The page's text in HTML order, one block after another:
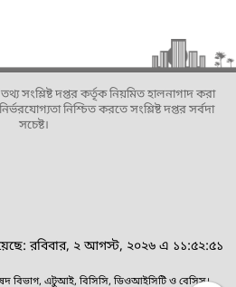
সংশ্লিষ্ট দপ্তর কর্তৃক নিয়মিত হালনাগাদ করা
নিশ্চিত করতে সংশ্লিষ্ট দপ্তর সর্বদা
সচেষ্ট।
রবিবার, ২ আগস্ট, ২০২৬ এ ১১:৫২:৫১
বিভাগ, এটুআই, বিসিসি, ডিওআইসিটি ও বেসিস।